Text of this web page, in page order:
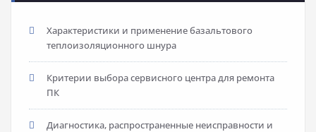
Характеристики и применение базальтового
теплоизоляционного шнура
Критерии выбора сервисного центра для ремонта
ПК
Диагностика, распространенные неисправности и